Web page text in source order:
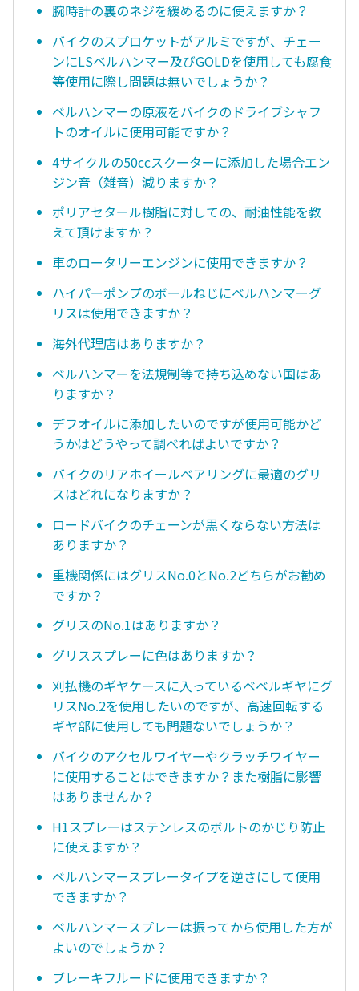
腕時計の裏のネジを緩めるのに使えますか？
バイクのスプロケットがアルミですが、チェー
ンにLSベルハンマー及びGOLDを使用しても腐食
等使用に際し問題は無いでしょうか？
ベルハンマーの原液をバイクのドライブシャフ
トのオイルに使用可能ですか？
4サイクルの50ccスクーターに添加した場合エン
ジン音（雑音）減りますか？
ポリアセタール樹脂に対しての、耐油性能を教
えて頂けますか？
車のロータリーエンジンに使用できますか？
ハイパーポンプのボールねじにベルハンマーグ
リスは使用できますか？
海外代理店はありますか？
ベルハンマーを法規制等で持ち込めない国はあ
りますか？
デフオイルに添加したいのですが使用可能かど
うかはどうやって調べればよいですか？
バイクのリアホイールベアリングに最適のグリ
スはどれになりますか？
ロードバイクのチェーンが黒くならない方法は
ありますか？
重機関係にはグリスNo.0とNo.2どちらがお勧め
ですか？
グリスのNo.1はありますか？
グリススプレーに色はありますか？
刈払機のギヤケースに入っているベベルギヤにグ
リスNo.2を使用したいのですが、高速回転する
ギヤ部に使用しても問題ないでしょうか？
バイクのアクセルワイヤーやクラッチワイヤー
に使用することはできますか？また樹脂に影響
はありませんか？
H1スプレーはステンレスのボルトのかじり防止
に使えますか？
ベルハンマースプレータイプを逆さにして使用
できますか？
ベルハンマースプレーは振ってから使用した方が
よいのでしょうか？
ブレーキフルードに使用できますか？